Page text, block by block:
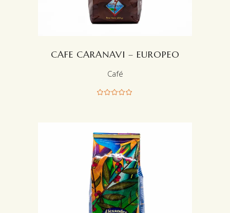
CAFE CARANAVI – EUROPEO
Café
LEER MÁS